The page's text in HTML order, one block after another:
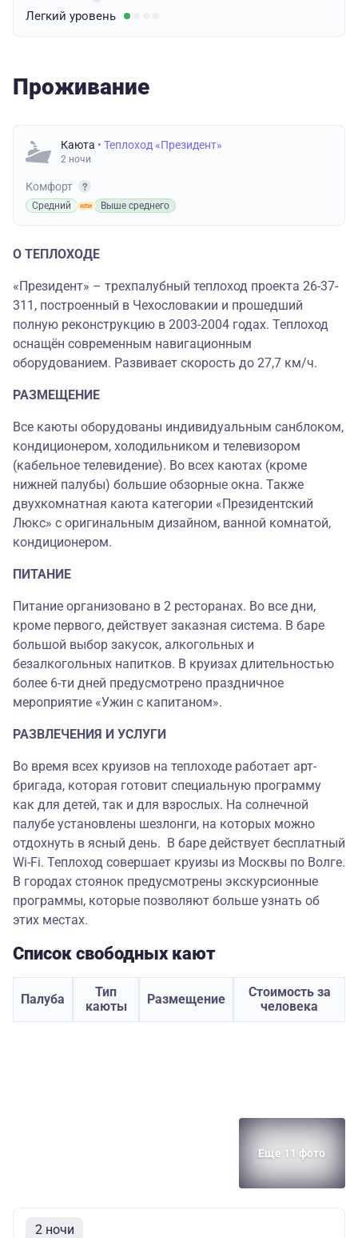
Легкий уровень
Проживание
Каюта • Теплоход «Президент»
2 ночи
Комфорт
Средний Выше среднего
О ТЕПЛОХОДЕ
«Президент» – трехпалубный теплоход проекта 26-37-
311, построенный в Чехословакии и прошедший
полную реконструкцию в 2003-2004 годах. Теплоход
оснащён современным навигационным
оборудованием. Развивает скорость до 27,7 км/ч.
РАЗМЕЩЕНИЕ
Все каюты оборудованы индивидуальным санблоком,
кондиционером, холодильником и телевизором
(кабельное телевидение). Во всех каютах (кроме
нижней палубы) большие обзорные окна. Также
двухкомнатная каюта категории «Президентский
Люкс» с оригинальным дизайном, ванной комнатой,
кондиционером.
ПИТАНИЕ
Питание организовано в 2 ресторанах. Во все дни,
кроме первого, действует заказная система. В баре
большой выбор закусок, алкогольных и
безалкогольных напитков. В круизах длительностью
более 6-ти дней предусмотрено праздничное
мероприятие «Ужин с капитаном».
РАЗВЛЕЧЕНИЯ И УСЛУГИ
Во время всех круизов на теплоходе работает арт-
бригада, которая готовит специальную программу
как для детей, так и для взрослых. На солнечной
палубе установлены шезлонги, на которых можно
отдохнуть в ясный день. В баре действует бесплатный
Wi-Fi. Теплоход совершает круизы из Москвы по Волге.
В городах стоянок предусмотрены экскурсионные
программы, которые позволяют больше узнать об
этих местах.
Список свободных кают
Палуба
Тип
каюты
Размещение
Стоимость за
человека
Еще 11 фото
2 ночи